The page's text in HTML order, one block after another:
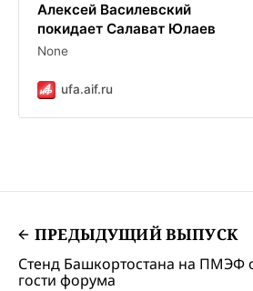
Алексей Василевский
покидает Салават Юлаев
None
ufa.aif.ru
ПРЕДЫДУЩИЙ ВЫПУСК
Стенд Башкортостана на ПМЭФ
гости форума